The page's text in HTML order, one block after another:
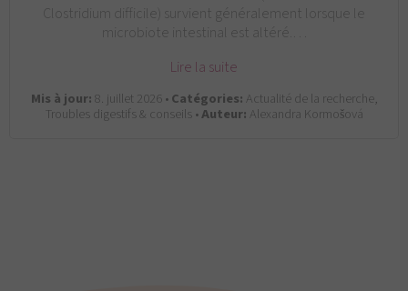
Clostridium difficile) survient généralement lorsque le
microbiote intestinal est altéré.…
Lire la suite
Mis à jour:8. juillet 2026 •Catégories: Actualité de la recherche,
Troubles digestifs & conseils •Auteur: Alexandra Kormošová